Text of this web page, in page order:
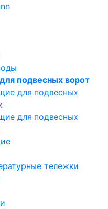
подвесных ворот
для подвесных
для подвесных
тележки